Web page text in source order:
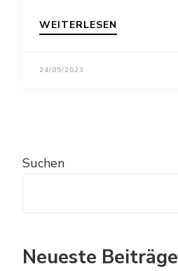
WEITERLESEN
24/05/2023
Suchen
Neueste Beiträge